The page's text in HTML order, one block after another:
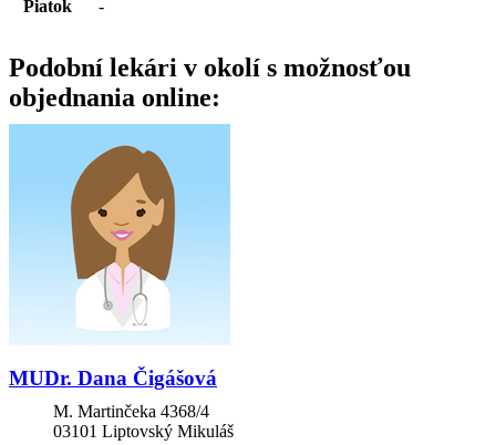
Piatok
-
Podobní lekári v okolí s možnosťou
objednania online:
MUDr. Dana Čigášová
M. Martinčeka 4368/4
03101 Liptovský Mikuláš